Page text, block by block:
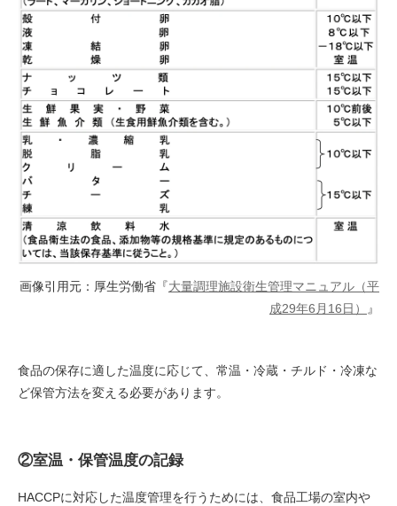
画像引用元：厚生労働省『大量調理施設衛生管理マニュアル（平
成29年6月16日）
』
食品の保存に適した温度に応じて、常温・冷蔵・チルド・冷凍な
ど保管方法を変える必要があります。
②室温・保管温度の記録
HACCPに対応した温度管理を行うためには、食品工場の室内や